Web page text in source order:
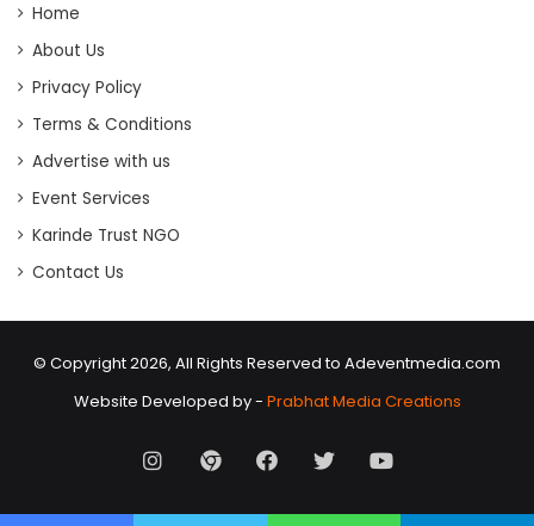
Home
About Us
Privacy Policy
Terms & Conditions
Advertise with us
Event Services
Karinde Trust NGO
Contact Us
© Copyright 2026, All Rights Reserved to Adeventmedia.com
Website Developed by - Prabhat Media Creations
Instagram
AD
Event
Facebook
X Youtube